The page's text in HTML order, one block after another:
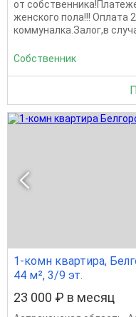
от
женского пола!!! Оплатa
коммуналка.Залог,в
Собственник
1-комн квартира,
44 м², 3/9 эт.
23 000 ₽ в месяц